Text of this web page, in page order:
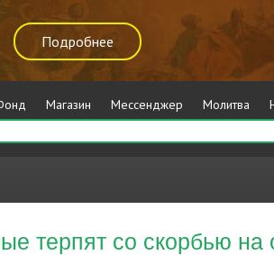
Подробнее
Магазин Мессенджер Молитва
терпят со скорбью